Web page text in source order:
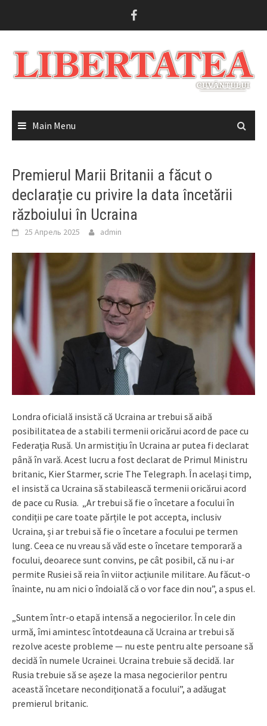
Main Menu
Premierul Marii Britanii a făcut o
declarație cu privire la data încetării
războiului în Ucraina
25 Апрель 2025 admin
Londra oficială insistă că Ucraina ar trebui să aibă
posibilitatea de a stabili termenii oricărui acord de pace cu
Federația Rusă. Un armistițiu în Ucraina ar putea fi declarat
până în vară. Acest lucru a fost declarat de Primul Ministru
britanic, Kier Starmer, scrie The Telegraph. În același timp,
el insistă ca Ucraina să stabilească termenii oricărui acord
de pace cu Rusia. „Ar trebui să fie o încetare a focului în
condiții pe care toate părțile le pot accepta, inclusiv
Ucraina, și ar trebui să fie o încetare a focului pe termen
lung. Ceea ce nu vreau să văd este o încetare temporară a
focului, deoarece sunt convins, pe cât posibil, că nu i-ar
permite Rusiei să reia în viitor acțiunile militare. Au făcut-o
înainte, nu am nici o îndoială că o vor face din nou”, a spus el.
„Suntem într-o etapă intensă a negocierilor. În cele din
urmă, îmi amintesc întotdeauna că Ucraina ar trebui să
rezolve aceste probleme — nu este pentru alte persoane să
decidă în numele Ucrainei. Ucraina trebuie să decidă. Iar
Rusia trebuie să se așeze la masa negocierilor pentru
această încetare necondiţionată a focului”, a adăugat
premierul britanic.